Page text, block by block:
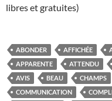
libres et gratuites)
ABONDER AFFICHÉE
APPARENTE
ATTENDU
AVIS
BEAU CHAMPS
COMMUNICATION